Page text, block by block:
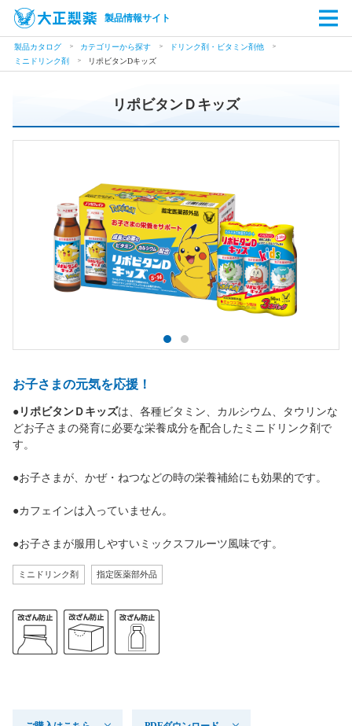
製品情報サイト
製品カタログ カテゴリーから探す
ドリンク剤・ビタミン剤他
ミニドリンク剤
リポビタンDキッズ
リポビタンＤキッズ
お子さまの元気を応援！
● リポビタンＤキッズは、各種ビタミン、カルシウム、タウリンな
どお子さまの発育に必要な栄養成分を配合したミニドリンク剤で
す。
●お子さまが、かぜ・ねつなどの時の栄養補給にも効果的です。
●カフェインは入っていません。
●お子さまが服用しやすいミックスフルーツ風味です。
ミニドリンク剤 指定医薬部外品